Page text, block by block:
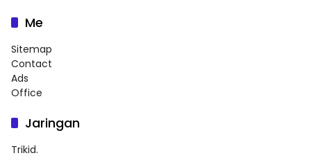
Me
Sitemap
Contact
Ads
Office
Jaringan
Trikid.